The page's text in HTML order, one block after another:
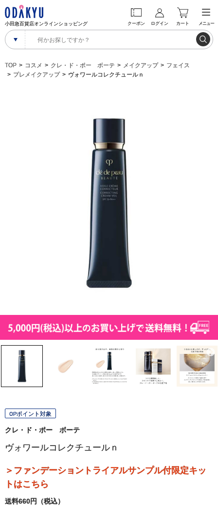
小田急百貨店オンラインショッピング クーポン ログイン カート メニュー
TOP コスメ クレ・ド・ポー ボーテ メイクアップ
フェイス
プレメイクアップ
ヴォワールコレクチュールｎ
OPポイント対象
クレ・ド・ポー ボーテ
ヴォワールコレクチュールｎ
＞ファンデーショントライアルサンプル付限定キッ
トはこちら
送料660円（税込）